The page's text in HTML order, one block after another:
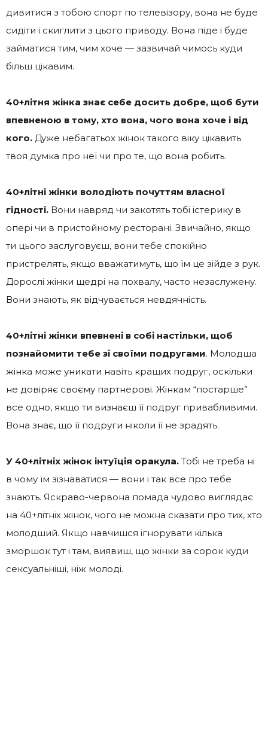
дивитися з тобою спорт по телевізору, вона не буде
сидіти і скиглити з цього приводу. Вона піде і буде
займатися тим, чим хоче — зазвичай чимось куди
більш цікавим.
40+літня жінка знає себе досить добре, щоб бути
впевненою в тому, хто вона, чого вона хоче і від
кого. Дуже небагатьох жінок такого віку цікавить
твоя думка про неї чи про те, що вона робить.
40+літні жінки володіють почуттям власної
гідності. Вони навряд чи закотять тобі істерику в
опері чи в пристойному ресторані. Звичайно, якщо
ти цього заслуговуєш, вони тебе спокійно
пристрелять, якщо вважатимуть, що їм це зійде з рук.
Дорослі жінки щедрі на похвалу, часто незаслужену.
Вони знають, як відчувається невдячність.
40+літні жінки впевнені в собі настільки, щоб
познайомити тебе зі своїми подругами. Молодша
жінка може уникати навіть кращих подруг, оскільки
не довіряє своєму партнерові. Жінкам “постарше”
все одно, якщо ти визнаєш її подруг привабливими.
Вона знає, що її подруги ніколи її не зрадять.
У 40+літніх жінок інтуїція оракула. Тобі не треба ні
в чому їм зізнаватися — вони і так все про тебе
знають. Яскраво-червона помада чудово виглядає
на 40+літніх жінок, чого не можна сказати про тих, хто
молодший. Якщо навчишся ігнорувати кілька
зморшок тут і там, виявиш, що жінки за сорок куди
сексуальніші, ніж молоді.